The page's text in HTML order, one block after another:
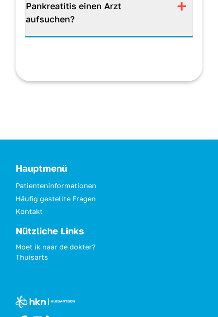
Pankreatitis einen Arzt
aufsuchen?
Hauptmenü
Patienteninformationen
Häufig gestellte Fragen
Kontakt
Nützliche Links
Moet ik naar de dokter?
Thuisarts